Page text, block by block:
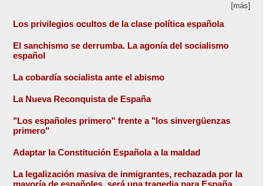
[más]
Los privilegios ocultos de la clase política española
El sanchismo se derrumba. La agonía del socialismo
español
La cobardía socialista ante el abismo
La Nueva Reconquista de España
"Los españoles primero" frente a "los sinvergüenzas
primero"
Adaptar la Constitución Española a la maldad
La legalización masiva de inmigrantes, rechazada por la
mayoría de españoles, será una tragedia para España